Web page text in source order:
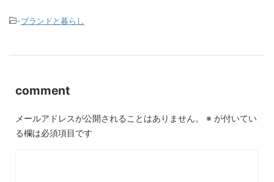
-ブランドと暮らし
comment
メールアドレスが公開されることはありません。 ※ が付いてい
る欄は必須項目です